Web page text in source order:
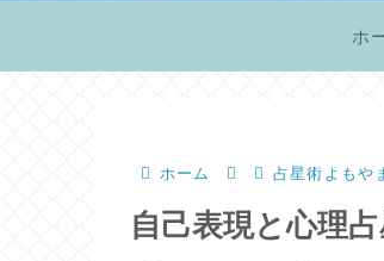
ホ
ホーム 占星術よもや
自己表現と心理